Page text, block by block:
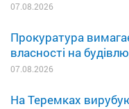
07.08.2026
Прокуратура
власності на
07.08.2026
На Теремках